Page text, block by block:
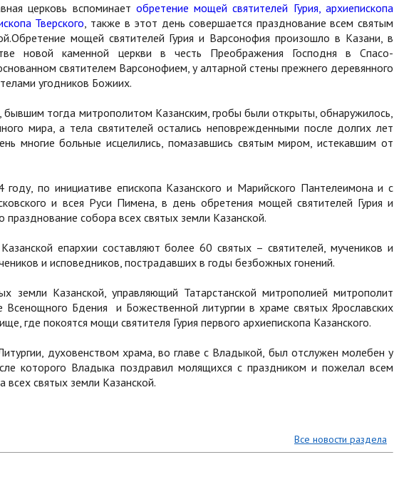
церковь вспоминает обретение мощей святителей Гурия, архиепископа
Тверского, также в этот день совершается празднование всем святым
мощей святителей Гурия и Варсонофия произошло в Казани, в
новой каменной церкви в честь Преображения Господня в Спасо-
святителем Варсонофием, у алтарной стены прежнего деревянного
угодников Божиих.
бывшим тогда митрополитом Казанским, гробы были открыты, обнаружилось,
мира, а тела святителей остались неповрежденными после долгих лет
многие больные исцелились, помазавшись святым миром, истекавшим от
по инициативе епископа Казанского и Марийского Пантелеимона и с
и всея Руси Пимена, в день обретения мощей святителей Гурия и
собора всех святых земли Казанской.
епархии составляют более 60 святых – святителей, мучеников и
и исповедников, пострадавших в годы безбожных гонений.
земли Казанской, управляющий Татарстанской митрополией митрополит
Всенощного Бдения и Божественной литургии в храме святых Ярославских
где покоятся мощи святителя Гурия первого архиепископа Казанского.
духовенством храма, во главе с Владыкой, был отслужен молебен у
которого Владыка поздравил молящихся с праздником и пожелал всем
всех святых земли Казанской.
Все новости раздела